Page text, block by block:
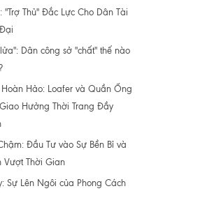
"Trợ Thủ" Đắc Lực Cho Dân Tài
Dân công sở "chất" thế nào
Hảo: Loafer và Quần Ống
Hưởng Thời Trang Đầy
Đầu Tư vào Sự Bền Bỉ và
Vượt Thời Gian
Sự Lên Ngôi của Phong Cách